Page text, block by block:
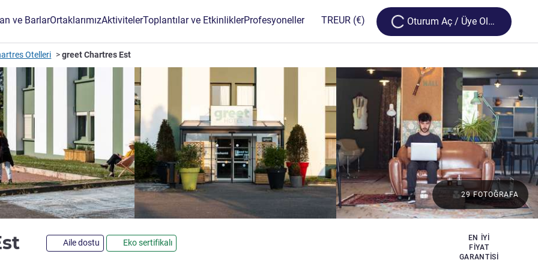
ve BarlarOrtaklarımızAktivitelerToplantılar ve EtkinliklerProfesyoneller TREUR (€) Loading...
Oturum Aç / Üye Olun
Otelleri greet Chartres Est
2 yıldız
Aile dostu Eko sertifikalı
EN IYI
FIYAT
GARANTISI
29 FOTOĞRAFA